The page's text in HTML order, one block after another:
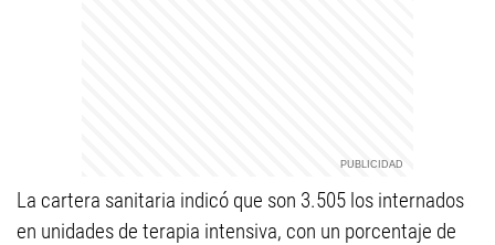
La cartera sanitaria indicó que son 3.505 los internados
en unidades de terapia intensiva, con un porcentaje de